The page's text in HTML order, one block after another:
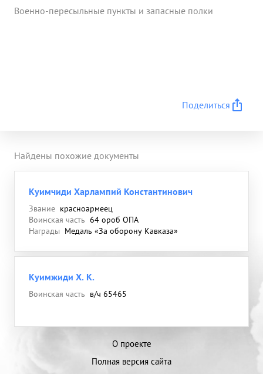
Военно-пересыльные пункты и запасные полки
Поделиться
Найдены похожие документы
Куимчиди Харлампий Константинович
Звание красноармеец
Воинская часть 64 ороб ОПА
Награды Медаль «За оборону Кавказа»
Куимжиди Х. К.
Воинская часть в/ч 65465
О проекте
Полная версия сайта